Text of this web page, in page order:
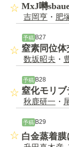
MxJ囀
吉岡亨 ・ 肥
予稿B27
窒素同位
数坂昭夫 ・
予稿 B28
窒化モリ
秋鹿研一 ・
予稿 B29
白金蒸着